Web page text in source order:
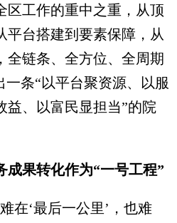
区工作的重中之重，从顶
平台搭建到要素保障，从
全链条、全方位、全周期
一条“以平台聚资源、以服
益、以富民显担当”的院
成果转化作为“一号工程”
‘最后一公里’，也难